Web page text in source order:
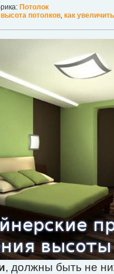
Потолок
высота потолков, как
, должны быть не